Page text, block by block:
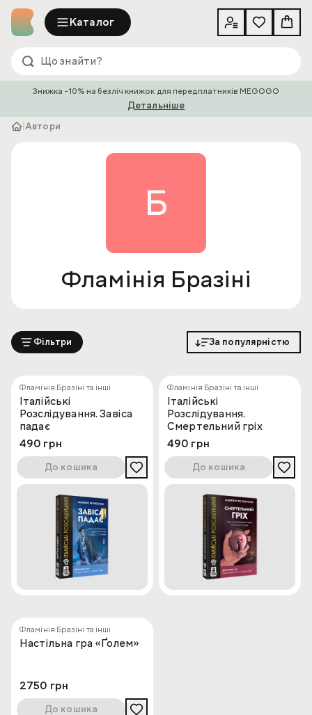
Каталог
Знижка -10% на безліч книжок для передплатників MEGOGO
Детальніше
|Автори
Б
Фламінія Бразіні
Фільтри За популярністю
Фламінія Бразіні та інші
Італійські
Розслідування. Завіса
падає
490 грн
До кошика
Фламінія Бразіні та інші
Італійські
Розслідування.
Смертельний гріх
490 грн
До кошика
Фламінія Бразіні та інші
Настільна гра «Ґолем»
2750 грн
До кошика